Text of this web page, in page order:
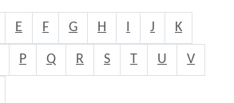
E F G H I J K
P Q R S T U V